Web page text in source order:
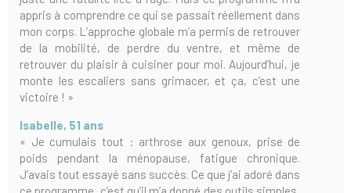
appris à comprendre ce qui se passait réellement dans
mon corps. L’approche globale m’a permis de retrouver
de la mobilité, de perdre du ventre, et même de
retrouver du plaisir à cuisiner pour moi. Aujourd’hui, je
monte les escaliers sans grimacer, et ça, c’est une
victoire ! »
Isabelle, 51 ans
« Je cumulais tout : arthrose aux genoux, prise de
poids pendant la ménopause, fatigue chronique.
J’avais tout essayé sans succès. Ce que j’ai adoré dans